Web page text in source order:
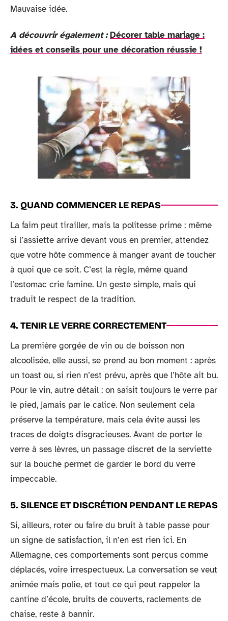
Mauvaise idée.
A découvrir également : Décorer table mariage :
idées et conseils pour une décoration réussie !
3. QUAND COMMENCER LE REPAS
La faim peut tirailler, mais la politesse prime : même
si l’assiette arrive devant vous en premier, attendez
que votre hôte commence à manger avant de toucher
à quoi que ce soit. C’est la règle, même quand
l’estomac crie famine. Un geste simple, mais qui
traduit le respect de la tradition.
4. TENIR LE VERRE CORRECTEMENT
La première gorgée de vin ou de boisson non
alcoolisée, elle aussi, se prend au bon moment : après
un toast ou, si rien n’est prévu, après que l’hôte ait bu.
Pour le vin, autre détail : on saisit toujours le verre par
le pied, jamais par le calice. Non seulement cela
préserve la température, mais cela évite aussi les
traces de doigts disgracieuses. Avant de porter le
verre à ses lèvres, un passage discret de la serviette
sur la bouche permet de garder le bord du verre
impeccable.
5. SILENCE ET DISCRÉTION PENDANT LE REPAS
Si, ailleurs, roter ou faire du bruit à table passe pour
un signe de satisfaction, il n’en est rien ici. En
Allemagne, ces comportements sont perçus comme
déplacés, voire irrespectueux. La conversation se veut
animée mais polie, et tout ce qui peut rappeler la
cantine d’école, bruits de couverts, raclements de
chaise, reste à bannir.